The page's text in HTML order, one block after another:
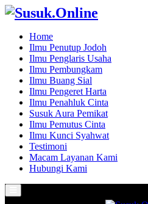
Home
Ilmu Penutup Jodoh
Ilmu Penglaris Usaha
Ilmu Pembungkam
Ilmu Buang Sial
Ilmu Pengeret Harta
Ilmu Penahluk Cinta
Susuk Aura Pemikat
Ilmu Pemutus Cinta
Ilmu Kunci Syahwat
Testimoni
Macam Layanan Kami
Hubungi Kami
Menu